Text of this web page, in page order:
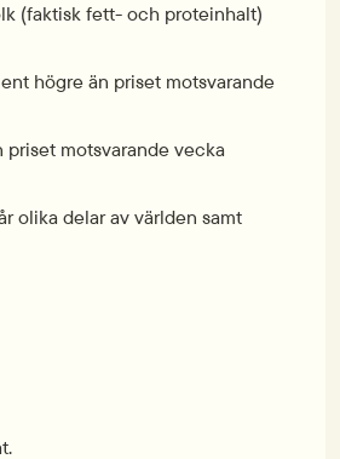
(faktisk fett- och proteinhalt)
högre än priset motsvarande
motsvarande vecka
olika delar av världen samt